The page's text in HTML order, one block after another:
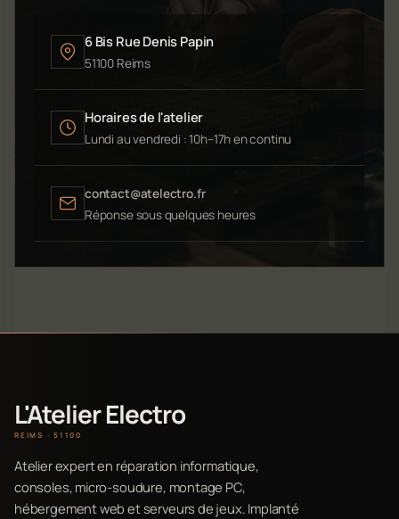
6 Bis Rue Denis Papin
51100 Reims
Horaires de l'atelier
Lundi au vendredi : 10h–17h en continu
contact@atelectro.fr
Réponse sous quelques heures
L'Atelier Electro
REIMS · 51100
Atelier expert en réparation informatique,
consoles, micro-soudure, montage PC,
hébergement web et serveurs de jeux. Implanté